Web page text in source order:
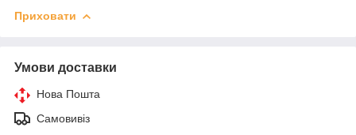
Приховати
Умови доставки
Нова Пошта
Самовивіз